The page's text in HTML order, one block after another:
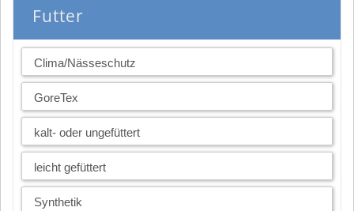
Futter
Clima/Nässeschutz
GoreTex
kalt- oder ungefüttert
leicht gefüttert
Synthetik